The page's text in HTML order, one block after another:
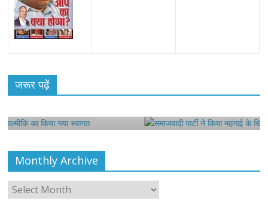
जरूर पढ़ें
राजनीतिक
समाजवादी पार्टी ने किया महंगाई के खिलाफ प्रदर्शन
Monthly Archive
Monthly
Archive